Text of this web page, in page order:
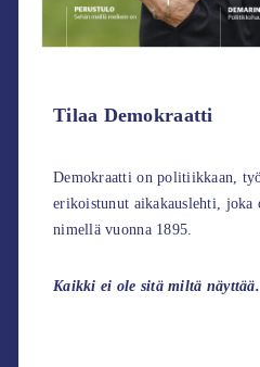
Tilaa Demokraatti
Demokraatti on politiikkaan,
erikoistunut aikakauslehti, joka
nimellä vuonna 1895.
Kaikki ei ole sitä miltä näyttää.